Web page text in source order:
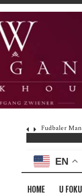
Fudbaler
EN
HOME U